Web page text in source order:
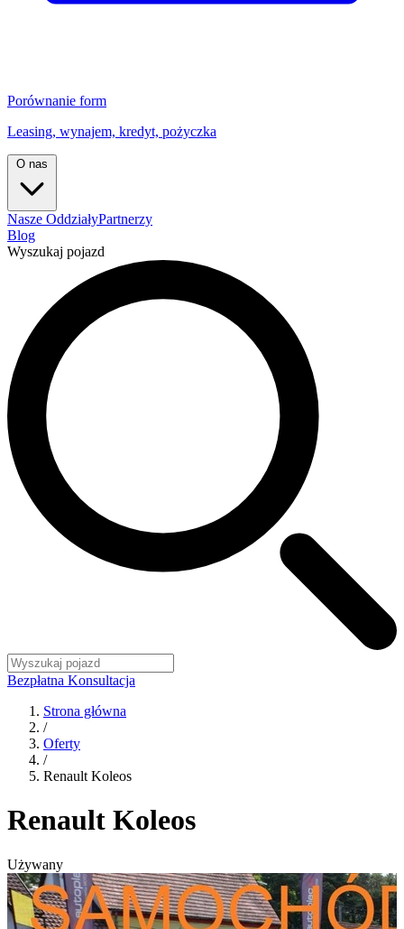
Porównanie form
Leasing, wynajem, kredyt, pożyczka
O nas
Nasze OddziałyPartnerzy
Blog
Wyszukaj pojazd
Bezpłatna Konsultacja
Strona główna
/
Oferty
/
Renault Koleos
Renault Koleos
Używany